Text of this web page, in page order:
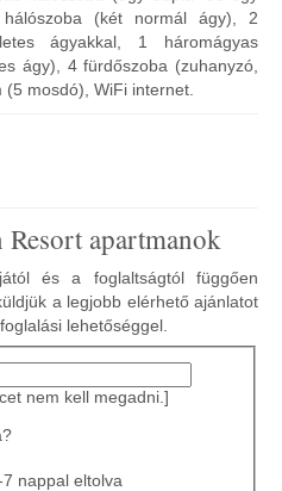
(két normál ágy), 2
ágyakkal, 1 háromágyas
ágy), 4 fürdőszoba (zuhanyzó,
mosdó), WiFi internet.
apartmanok
és a foglaltságtól függően
a legjobb elérhető ajánlatot
lehetőséggel.
nem kell megadni.]
nappal eltolva